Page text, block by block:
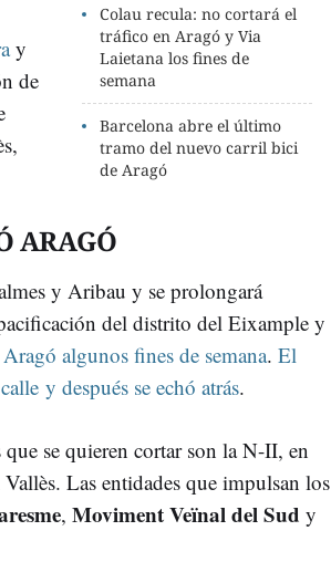
Colau recula: no cortará el
tráfico en Aragó y Via
Laietana los fines de
semana
Barcelona abre el último
tramo del nuevo carril bici
de Aragó
y
de
ARAGÓ
y Aribau y se prolongará
del distrito del Eixample y
algunos fines de semana. El
y después se echó atrás.
se quieren cortar son la N-II, en
Las entidades que impulsan los
, Moviment Veïnal del Sud y